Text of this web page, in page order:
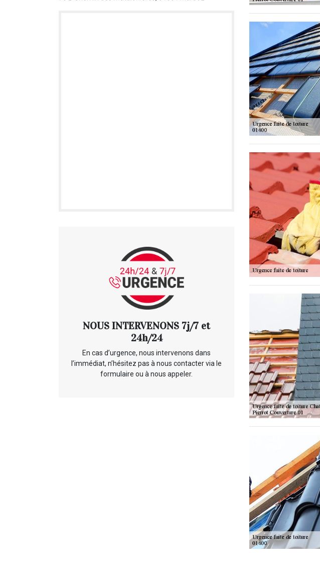
NOUS INTERVENONS 7j/7 et
24h/24
En cas d’urgence, nous intervenons dans
l’immédiat, n’hésitez pas à nous contacter via le
formulaire ou à nous appeler.